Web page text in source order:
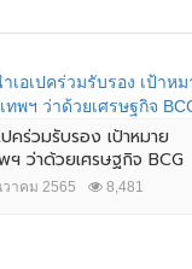
ปคร่วมรับรอง เป้าหมาย
ฯ ว่าด้วยเศรษฐกิจ BCG
าคม 2565 8,481